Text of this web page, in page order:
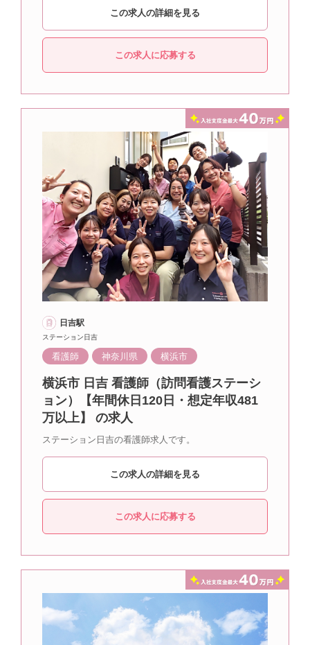
この求人の詳細を見る
この求人に応募する
日吉駅
ステーション日吉
看護師 神奈川県 横浜市
横浜市 日吉 看護師（訪問看護ステーシ
ョン）【年間休日120日・想定年収481
万以上】 の求人
ステーション日吉の看護師求人です。
この求人の詳細を見る
この求人に応募する